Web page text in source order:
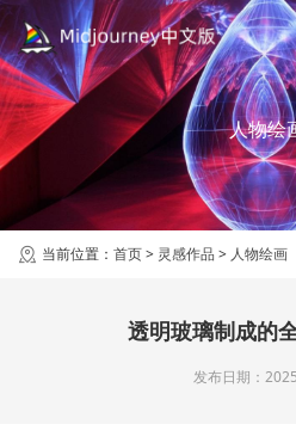
人物绘
当前位置： 首页> 灵感作品 > 人物绘画
透明玻璃制成的
发布日期：